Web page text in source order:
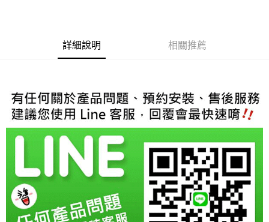
結帳頁面，進行簡訊認證並確認金額後，即可完成結帳。
購買商品的店家。未經商家同意取消之訂單仍視為有效，需透過AFTEE先享
後付繳納相關費用。
※ 交易是否成功請以「AFTEE先享後付 」之結帳頁面顯示為準，若有關於
是否繳費成功／繳費後需取消欲退款等相關疑問，請聯繫「AFTEE先享後付
客戶支援中心」
https://netprotections.freshdesk.com/support/home
１．透過由恩沛科技股份有限公司提供之「AFTEE先享後付」服務完成之交
易，需依本服務之必要範圍內提供個人資料，並將交易相關給付款項請求債
權轉讓予恩沛科技股份有限公司。
２．關於個人資料處理事宜，請瀏覽以下網址：
https://aftee.tw/terms/#terms3
萊爾富取貨付款
每筆NT$60，滿NT$800(含以上)免運費
每筆NT$60，滿NT$800(含以上)免運費
宅配
每筆NT$60，滿NT$800(含以上)免運費
詳細說明 相關推薦